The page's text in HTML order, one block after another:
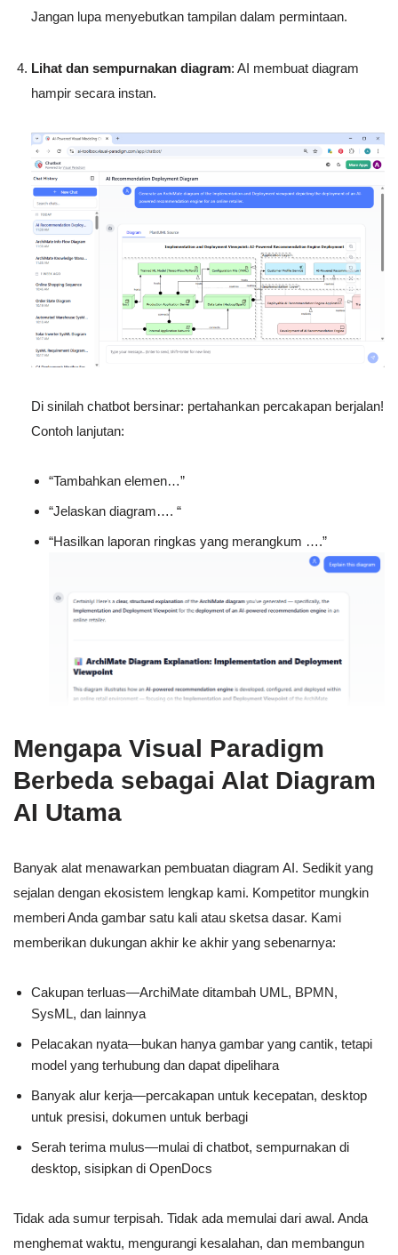
Jangan lupa menyebutkan tampilan dalam permintaan.
Lihat dan sempurnakan diagram: AI membuat diagram
hampir secara instan.
Di sinilah chatbot bersinar: pertahankan percakapan berjalan!
Contoh lanjutan:
“Tambahkan elemen…”
“Jelaskan diagram…. “
“Hasilkan laporan ringkas yang merangkum ….”
Mengapa Visual Paradigm
Berbeda sebagai Alat Diagram
AI Utama
Banyak alat menawarkan pembuatan diagram AI. Sedikit yang
sejalan dengan ekosistem lengkap kami. Kompetitor mungkin
memberi Anda gambar satu kali atau sketsa dasar. Kami
memberikan dukungan akhir ke akhir yang sebenarnya:
Cakupan terluas—ArchiMate ditambah UML, BPMN,
SysML, dan lainnya
Pelacakan nyata—bukan hanya gambar yang cantik, tetapi
model yang terhubung dan dapat dipelihara
Banyak alur kerja—percakapan untuk kecepatan, desktop
untuk presisi, dokumen untuk berbagi
Serah terima mulus—mulai di chatbot, sempurnakan di
desktop, sisipkan di OpenDocs
Tidak ada sumur terpisah. Tidak ada memulai dari awal. Anda
menghemat waktu, mengurangi kesalahan, dan membangun